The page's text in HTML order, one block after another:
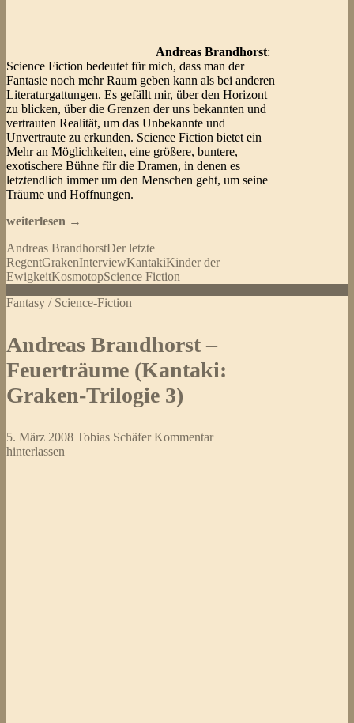
Andreas Brandhorst:
Science Fiction bedeutet für mich, dass man der
Fantasie noch mehr Raum geben kann als bei anderen
Literaturgattungen. Es gefällt mir, über den Horizont
zu blicken, über die Grenzen der uns bekannten und
vertrauten Realität, um das Unbekannte und
Unvertraute zu erkunden. Science Fiction bietet ein
Mehr an Möglichkeiten, eine größere, buntere,
exotischere Bühne für die Dramen, in denen es
letztendlich immer um den Menschen geht, um seine
Träume und Hoffnungen.
»Im
steht
immer
der
…«
Andreas
Brandhorst
weiterlesen →
Andreas BrandhorstDer letzte
RegentGrakenInterviewKantakiKinder der
EwigkeitKosmotopScience Fiction
Fantasy / Science-Fiction
Andreas Brandhorst –
Feuerträume (Kantaki:
Graken-Trilogie 3)
5. März 2008 Tobias Schäfer Kommentar
hinterlassen